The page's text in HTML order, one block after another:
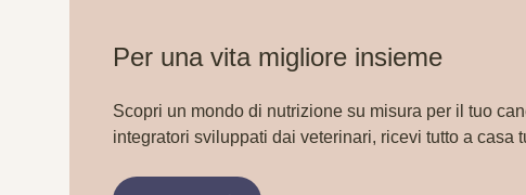
Per una vita migliore insieme
Scopri un mondo di nutrizione su misura per il tuo
integratori sviluppati dai veterinari, ricevi tutto a casa